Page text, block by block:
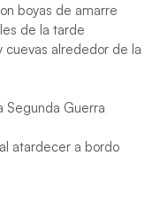
boyas de amarre
de la tarde
cuevas alrededor de la
Segunda Guerra
atardecer a bordo